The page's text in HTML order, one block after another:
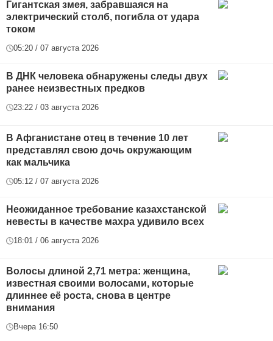
Гигантская змея, забравшаяся на
электрический столб, погибла от удара
током
05:20 / 07 августа 2026
В ДНК человека обнаружены следы двух
ранее неизвестных предков
23:22 / 03 августа 2026
В Афганистане отец в течение 10 лет
представлял свою дочь окружающим
как мальчика
05:12 / 07 августа 2026
Неожиданное требование казахстанской
невесты в качестве махра удивило всех
18:01 / 06 августа 2026
Волосы длиной 2,71 метра: женщина,
известная своими волосами, которые
длиннее её роста, снова в центре
внимания
Вчера 16:50